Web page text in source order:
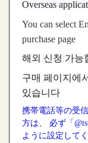
Overseas
You can select
purchase page
해외 신청 가
구매 페이지에
있습니다
携帯電話等の受
方は、 必ず「
ように設定してく